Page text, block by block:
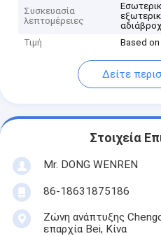
Συσκευασία
λεπτομέρειες
Τιμή
Based
Δείτε
Στοιχεία
Mr. DONG WENREN
86-18631875186
Ζώνη ανάπτυξης
επαρχία Bei, Κίνα